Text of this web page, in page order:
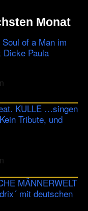
Monat
of a Man im
Dicke Paula
KULLE …singen
Tribute, und
MÄNNERWELT
mit deutschen